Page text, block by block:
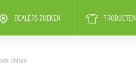
DEALERS ZOEKEN PRODUCTEN
Unisex